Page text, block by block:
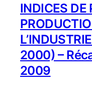
INDICES DE
2000) –
2009